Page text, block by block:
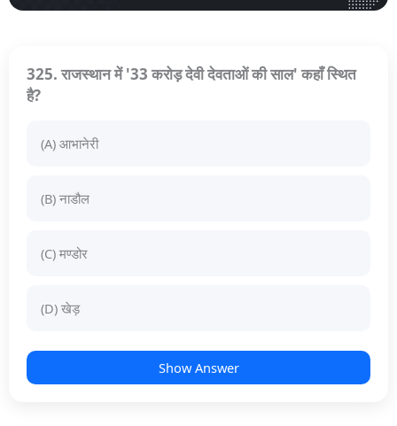
325. राजस्थान में '33 करोड़ देवी देवताओं की साल' कहाँ स्थित
है?
(A) आभानेरी
(B) नाडौल
(C) मण्डोर
(D) खेड़
Show Answer